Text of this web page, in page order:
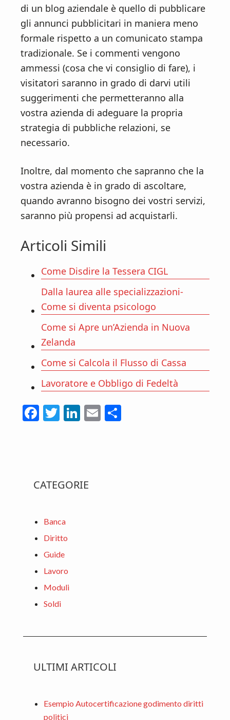
di un blog aziendale è quello di pubblicare
gli annunci pubblicitari in maniera meno
formale rispetto a un comunicato stampa
tradizionale. Se i commenti vengono
ammessi (cosa che vi consiglio di fare), i
visitatori saranno in grado di darvi utili
suggerimenti che permetteranno alla
vostra azienda di adeguare la propria
strategia di pubbliche relazioni, se
necessario.
Inoltre, dal momento che sapranno che la
vostra azienda è in grado di ascoltare,
quando avranno bisogno dei vostri servizi,
saranno più propensi ad acquistarli.
Articoli Simili
Come Disdire la Tessera CIGL
Dalla laurea alle specializzazioni-
Come si diventa psicologo
Come si Apre un’Azienda in Nuova
Zelanda
Come si Calcola il Flusso di Cassa
Lavoratore e Obbligo di Fedeltà
F
o
o
T
Li
n
E
Primary
CATEGORIE
Banca
Diritto
Guide
Lavoro
Moduli
Soldi
ULTIMI ARTICOLI
Esempio Autocertificazione godimento diritti
politici